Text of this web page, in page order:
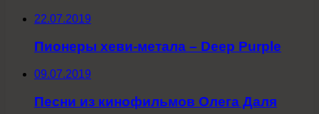
22.07.2019
Пионеры хеви-метала – Deep Purple
09.07.2019
Песни из кинофильмов Олега Даля